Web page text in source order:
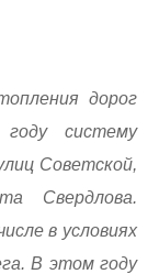
дорог
систему
Советской,
Свердлова.
в условиях
В этом году